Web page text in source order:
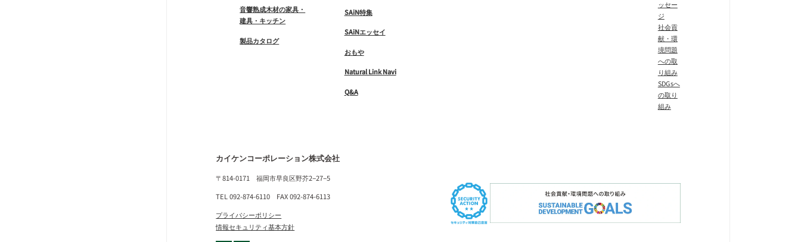
音響熟成木材の家具・
建具・キッチン
製品カタログ
SAiN特集
SAiNエッセイ
おもや
Natural Link Navi
Q&A
ッセー
ジ
社会貢
献・環
境問題
への取
り組み
SDGsへ
の取り
組み
カイケンコーポレーション株式会社
〒814-0171 福岡市早良区野芥2−27−5
TEL 092-874-6110 FAX 092-874-6113
プライバシーポリシー
情報セキュリティ基本方針